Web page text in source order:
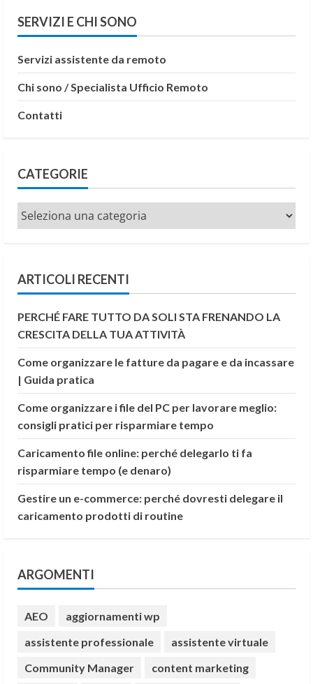
SERVIZI E CHI SONO
Servizi assistente da remoto
Chi sono / Specialista Ufficio Remoto
Contatti
CATEGORIE
Categorie
ARTICOLI RECENTI
PERCHÉ FARE TUTTO DA SOLI STA FRENANDO LA
CRESCITA DELLA TUA ATTIVITÀ
Come organizzare le fatture da pagare e da incassare
| Guida pratica
Come organizzare i file del PC per lavorare meglio:
consigli pratici per risparmiare tempo
Caricamento file online: perché delegarlo ti fa
risparmiare tempo (e denaro)
Gestire un e-commerce: perché dovresti delegare il
caricamento prodotti di routine
ARGOMENTI
AEO
aggiornamenti wp
assistente professionale
assistente virtuale
Community Manager
content marketing